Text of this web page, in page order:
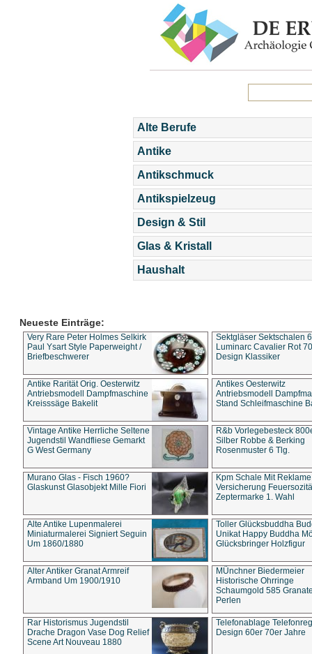
Alte Berufe
Antike
Antikschmuck
Antikspielzeug
Design & Stil
Glas & Kristall
Haushalt
Neueste Einträge:
Very Rare Peter Holmes Selkirk
Paul Ysart Style Paperweight /
Briefbeschwerer
Sektgläser Sektschalen
Luminarc Cavalier Rot
Design Klassiker
Antike Rarität Orig. Oesterwitz
Antriebsmodell Dampfmaschine
Kreisssäge Bakelit
Antikes Oesterwitz
Antriebsmodell
Stand Schleifmaschine
Vintage Antike Herrliche Seltene
Jugendstil Wandfliese Gemarkt
G West Germany
R&b Vorlegebesteck
Silber Robbe & Berking
Rosenmuster 6 Tlg.
Murano Glas - Fisch 1960?
Glaskunst Glasobjekt Mille Fiori
Kpm Schale Mit Reklame
Versicherung
Zeptermarke 1. Wahl
Alte Antike Lupenmalerei
Miniaturmalerei Signiert Seguin
Um 1860/1880
Toller Glücksbuddha
Unikat Happy Buddha
Glücksbringer Holzfigur
Alter Antiker Granat Armreif
Armband Um 1900/1910
MÜnchner Biedermeier
Historische Ohrringe
Schaumgold 585
Perlen
Rar Historismus Jugendstil
Drache Dragon Vase Dog Relief
Scene Art Nouveau 1880
Telefonablage
Design 60er 70er Jahre